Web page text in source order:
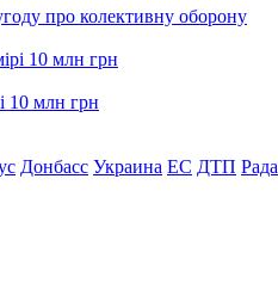
про колективну оборону
10 млн грн
Донбасс Украина ЕС ДТП Рада